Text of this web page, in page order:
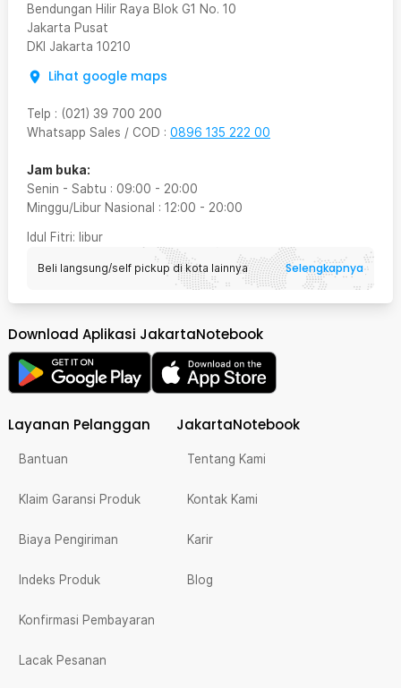
Bendungan Hilir Raya Blok G1 No. 10
Jakarta Pusat
DKI Jakarta 10210
Lihat google maps
Telp : (021) 39 700 200
Whatsapp Sales / COD : 0896 135 222 00
Jam buka:
Senin - Sabtu : 09:00 - 20:00
Minggu/Libur Nasional : 12:00 - 20:00
Idul Fitri: libur
Beli langsung/self pickup di kota lainnya Selengkapnya
Download Aplikasi JakartaNotebook
Layanan Pelanggan
Bantuan
Klaim Garansi Produk
Biaya Pengiriman
Indeks Produk
Konfirmasi Pembayaran
Lacak Pesanan
JakartaNotebook
Tentang Kami
Kontak Kami
Karir
Blog